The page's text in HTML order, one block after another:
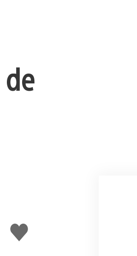
J'aime